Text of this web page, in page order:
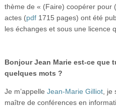
thème de « (Faire) coopérer pour
actes (pdf1715 pages) ont été
les échanges et sous une licence
Bonjour Jean Marie est-ce que
quelques mots ?
Je m’appelle Jean-Marie Gilliot, je
maître de conférences en